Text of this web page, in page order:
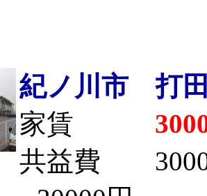
紀ノ川市
家賃
共益費